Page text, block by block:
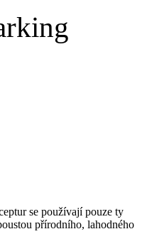
se používají pouze ty
přírodního, lahodného